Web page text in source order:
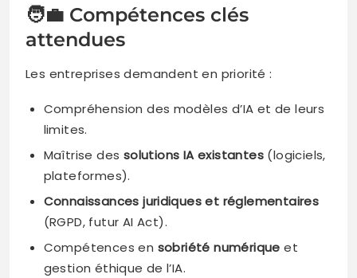
🧑‍💼 Compétences clés
attendues
Les entreprises demandent en priorité :
Compréhension des modèles d’IA et de leurs
limites.
Maîtrise des solutions IA existantes(logiciels,
plateformes).
Connaissances juridiques et réglementaires
(RGPD, futur AI Act).
Compétences en sobriété numérique et
gestion éthique de l’IA.